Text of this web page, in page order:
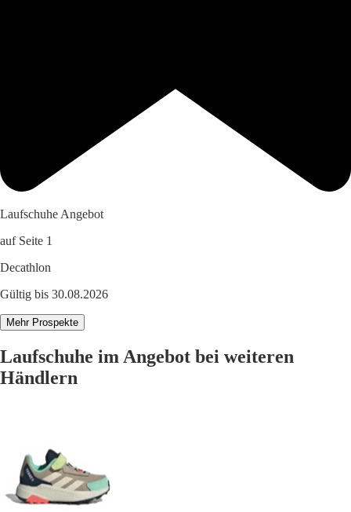
Laufschuhe Angebot
auf Seite 1
Decathlon
Gültig bis 30.08.2026
Mehr Prospekte
Laufschuhe im Angebot bei weiteren
Händlern